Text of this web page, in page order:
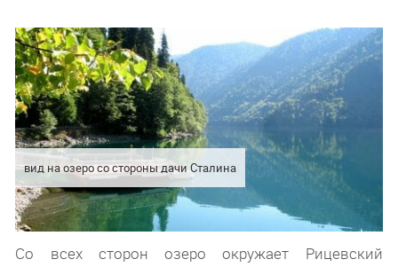
вид на озеро со стороны дачи Сталина
Со всех сторон озеро окружает Рицевский